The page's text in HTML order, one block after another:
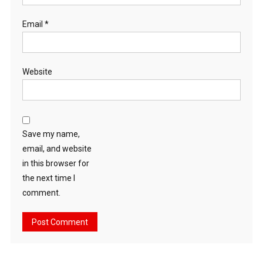
Email *
Website
Save my name,
email, and website
in this browser for
the next time I
comment.